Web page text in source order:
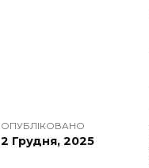
ОПУБЛІКОВАНО
2 Грудня, 2025